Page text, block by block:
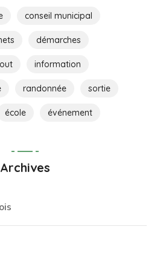
conseil municipal
démarches
information
randonnée sortie
école événement
Archives